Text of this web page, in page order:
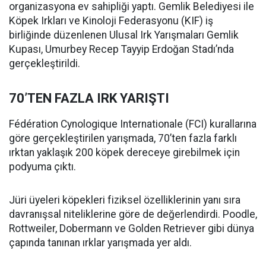
organizasyona ev sahipliği yaptı. Gemlik Belediyesi ile
Köpek Irkları ve Kinoloji Federasyonu (KIF) iş
birliğinde düzenlenen Ulusal Irk Yarışmaları Gemlik
Kupası, Umurbey Recep Tayyip Erdoğan Stadı’nda
gerçekleştirildi.
70’TEN FAZLA IRK YARIŞTI
Fédération Cynologique Internationale (FCI) kurallarına
göre gerçekleştirilen yarışmada, 70’ten fazla farklı
ırktan yaklaşık 200 köpek dereceye girebilmek için
podyuma çıktı.
Jüri üyeleri köpekleri fiziksel özelliklerinin yanı sıra
davranışsal niteliklerine göre de değerlendirdi. Poodle,
Rottweiler, Dobermann ve Golden Retriever gibi dünya
çapında tanınan ırklar yarışmada yer aldı.